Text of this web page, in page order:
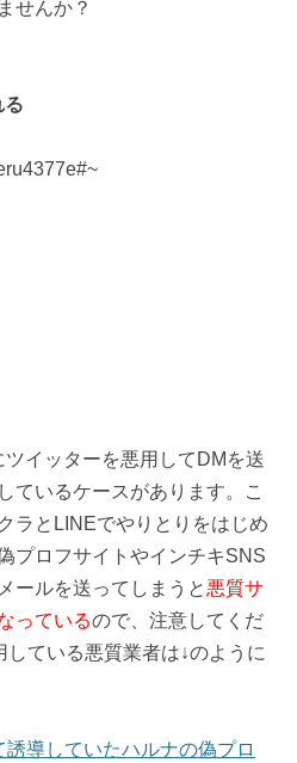
せんか？
る
イッターを悪用してDMを送
ているケースがあります。こ
ラとLINEでやりとりをはじめ
プロフサイトやインチキSNS
ールを送ってしまうと 悪質サ
っているので、注意してくだ
している悪質業者は↓のように
導していたハルナの偽プロ